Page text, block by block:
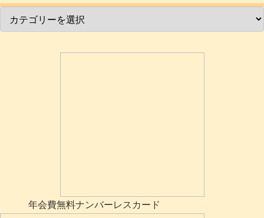
年会費無料ナンバーレスカード